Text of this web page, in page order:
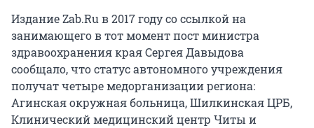
Издание Zab.Ru в 2017 году со ссылкой на
занимающего в тот момент пост министра
здравоохранения края Сергея Давыдова
сообщало, что статус автономного учреждения
получат четыре медорганизации региона:
Агинская окружная больница, Шилкинская ЦРБ,
Клинический медицинский центр Читы и